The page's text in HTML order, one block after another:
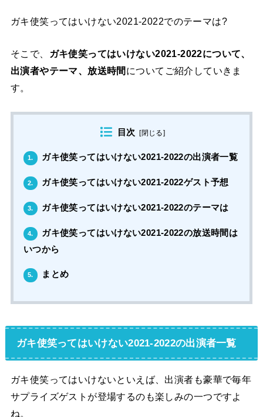
ガキ使笑ってはいけない2021-2022でのテーマは?
そこで、
ガキ使笑ってはいけない2021-2022について、
出演者やテーマ、放送時間 についてご紹介していきま
す。
目次 [閉じる]
1. ガキ使笑ってはいけない2021-2022の出演者一覧
2. ガキ使笑ってはいけない2021-2022ゲスト予想
3. ガキ使笑ってはいけない2021-2022のテーマは
4.
ガキ使笑ってはいけない2021-2022の放送時間は
いつから
5. まとめ
ガキ使笑ってはいけない2021-2022の出演者一覧
ガキ使笑ってはいけないといえば、出演者も豪華で毎年
サプライズゲストが登場するのも楽しみの一つですよ
ね。